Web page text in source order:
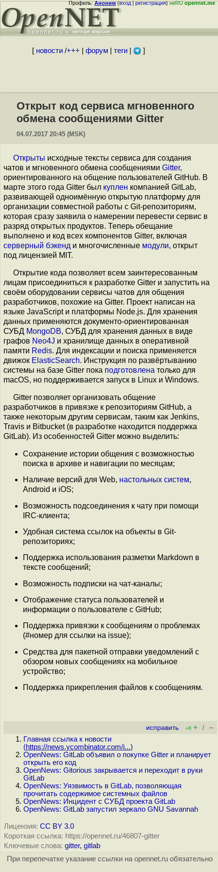
Профиль:Аноним(вход|регистрация)неRUopennet.me
[ новости/+++ форум| теги| ]
Открыт код сервиса мгновенного
обмена сообщениями Gitter
04.07.2017 20:45 (MSK)
Открыты исходные тексты сервиса для создания
чатов и мгновенного обмена сообщениями Gitter,
ориентированного на общение пользователей GitHub. В
марте этого года Gitter был куплен компанией GitLab,
развивающей одноимённую открытую платформу для
организации совместной работы с Git-репозиториям,
которая сразу заявила о намерении перевести сервис в
разряд открытых продуктов. Теперь обещание
выполнено и код всех компонентов Gitter, включая
серверный бэкенд и многочисленные модули, открыт
под лицензией MIT.
Открытие кода позволяет всем заинтересованным
лицам присоединиться к разработке Gitter и запустить на
своём оборудовании сервисы чатов для общения
разработчиков, похожие на Gitter. Проект написан на
языке JavaScript и платформы Node.js. Для хранения
данных применяются документо-ориентированная
СУБД MongoDB, СУБД для хранения данных в виде
графов Neo4J и хранилище данных в оперативной
памяти Redis. Для индексации и поиска применяется
движок ElasticSearch. Инструкция по развёртыванию
системы на базе Gitter пока подготовлена только для
macOS, но поддерживается запуск в Linux и Windows.
Gitter позволяет организовать общение
разработчиков в привязке к репозиториям GitHub, а
также некоторым другим сервисам, таким как Jenkins,
Travis и Bitbucket (в разработке находится поддержка
GitLab). Из особенностей Gitter можно выделить:
Cохранение истории общения с возможностью
поиска в архиве и навигации по месяцам;
Наличие версий для Web, настольных систем,
Android и iOS;
Возможность подсоединения к чату при помощи
IRC-клиента;
Удобная система ссылок на объекты в Git-
репозиториях;
Поддержка использования разметки Markdown в
тексте сообщений;
Возможность подписки на чат-каналы;
Отображение статуса пользователей и
информации о пользователе с GitHub;
Поддержка привязки к сообщениям о проблемах
(#номер для ссылки на issue);
Средства для пакетной отправки уведомлений с
обзором новых сообщениях на мобильное
устройство;
Поддержка прикрепления файлов к сообщениям.
исправить +8 + / –
Главная ссылка к новости
(https://news.ycombinator.com/i...)
OpenNews: GitLab объявил о покупке Gitter и планирует
открыть его код
OpenNews: Gitorious закрывается и переходит в руки
GitLab
OpenNews: Уязвимость в GitLab, позволяющая
прочитать содержимое системных файлов
OpenNews: Инцидент с СУБД проекта GitLab
OpenNews: GitLab запустил зеркало GNU Savannah
Лицензия: CC BY 3.0
Короткая ссылка: https://opennet.ru/46807-gitter
Ключевые слова: gitter, gitlab
При перепечатке указание ссылки на opennet.ru обязательно